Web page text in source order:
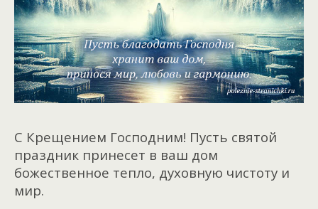
С Крещением Господним! Пусть святой
праздник принесет в ваш дом
божественное тепло, духовную чистоту и
мир.